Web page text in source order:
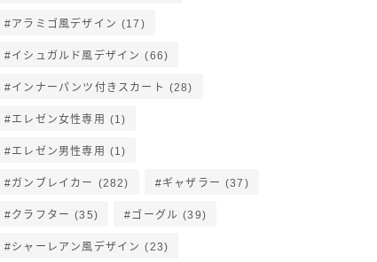
アラミゴ風デザイン (17)
イシュガルド風デザイン (66)
インナーパンツ付きスカート (28)
エレゼン女性専用 (1)
エレゼン男性専用 (1)
ガンブレイカー (282) ギャザラー (37)
クラフター (35) ゴーグル (39)
シャーレアン風デザイン (23)